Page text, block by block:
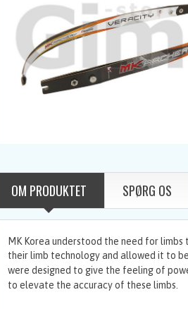
OM PRODUKTET SPØRG OS
MK Korea understood the need for
their limb technology and allowed it to
were designed to give the feeling of
to elevate the accuracy of these limbs.